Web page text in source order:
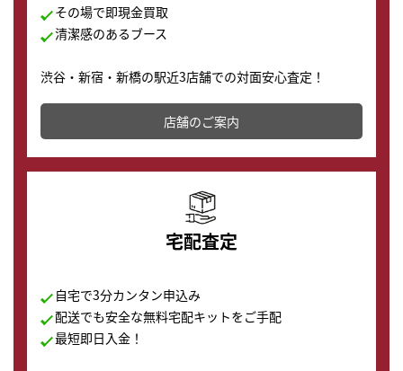
その場で即現金買取
清潔感のあるブース
渋谷・新宿・新橋の駅近3店舗での対面安心査定！
その場で現金買取致します。渋谷本店では、時計販売の
店舗を併設しており、下取りに出してお得に新しい時計
の購入もできます♪
店舗のご案内
宅配査定
自宅で3分カンタン申込み
配送でも安全な無料宅配キットをご手配
最短即日入金！